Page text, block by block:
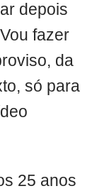
depois
fazer
da
só para
25 anos